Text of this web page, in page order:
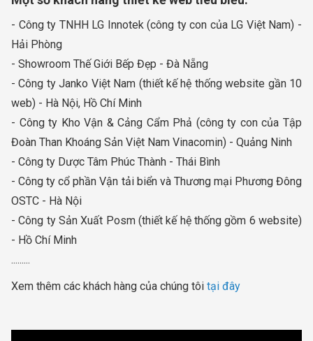
- Công ty TNHH LG Innotek (công ty con của LG Việt Nam) -
Hải Phòng
- Showroom Thế Giới Bếp Đẹp - Đà Nẵng
- Công ty Janko Việt Nam (thiết kế hệ thống website gần 10
web) - Hà Nội, Hồ Chí Minh
- Công ty Kho Vận & Cảng Cẩm Phả (công ty con của Tập
Đoàn Than Khoáng Sản Việt Nam Vinacomin) - Quảng Ninh
- Công ty Dược Tâm Phúc Thành - Thái Bình
- Công ty cổ phần Vận tải biển và Thương mại Phương Đông
OSTC - Hà Nội
- Công ty Sản Xuất Posm (thiết kế hệ thống gồm 6 website)
- Hồ Chí Minh
.........
Xem thêm các khách hàng của chúng tôi tại đây